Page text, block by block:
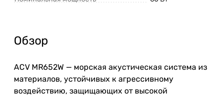
Обзор
ACV MR652W — морская акустическая система из
материалов, устойчивых к агрессивному
воздействию, защищающих от высокой